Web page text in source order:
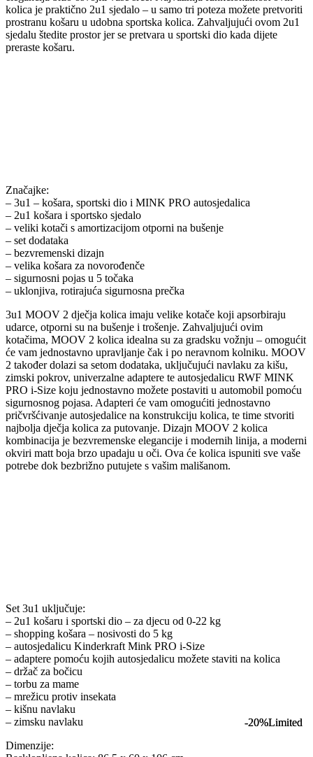
kolica je praktično 2u1 sjedalo – u samo tri poteza možete pretvoriti
prostranu košaru u udobna sportska kolica. Zahvaljujući ovom 2u1
sjedalu štedite prostor jer se pretvara u sportski dio kada dijete
preraste košaru.
Značajke:
– 3u1 – košara, sportski dio i MINK PRO autosjedalica
– 2u1 košara i sportsko sjedalo
– veliki kotači s amortizacijom otporni na bušenje
– set dodataka
– bezvremenski dizajn
– velika košara za novorođenče
– sigurnosni pojas u 5 točaka
– uklonjiva, rotirajuća sigurnosna prečka
3u1 MOOV 2 dječja kolica imaju velike kotače koji apsorbiraju
udarce, otporni su na bušenje i trošenje. Zahvaljujući ovim
kotačima, MOOV 2 kolica idealna su za gradsku vožnju – omogućit
će vam jednostavno upravljanje čak i po neravnom kolniku. MOOV
2 također dolazi sa setom dodataka, uključujući navlaku za kišu,
zimski pokrov, univerzalne adaptere te autosjedalicu RWF MINK
PRO i-Size koju jednostavno možete postaviti u automobil pomoću
sigurnosnog pojasa. Adapteri će vam omogućiti jednostavno
pričvršćivanje autosjedalice na konstrukciju kolica, te time stvoriti
najbolja dječja kolica za putovanje. Dizajn MOOV 2 kolica
kombinacija je bezvremenske elegancije i modernih linija, a moderni
okviri matt boja brzo upadaju u oči. Ova će kolica ispuniti sve vaše
potrebe dok bezbrižno putujete s vašim mališanom.
Set 3u1 uključuje:
– 2u1 košaru i sportski dio – za djecu od 0-22 kg
– shopping košara – nosivosti do 5 kg
– autosjedalicu Kinderkraft Mink PRO i-Size
– adaptere pomoću kojih autosjedalicu možete staviti na kolica
– držač za bočicu
– torbu za mame
– mrežicu protiv insekata
– kišnu navlaku
– zimsku navlaku
Dimenzije:
-20%Limited
-20%Limited